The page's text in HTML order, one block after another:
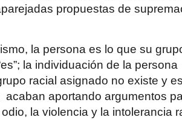
propuestas de
la persona es lo que su
la individuación de la
racial asignado no existe y
aportando argumentos
la violencia y la intolerancia